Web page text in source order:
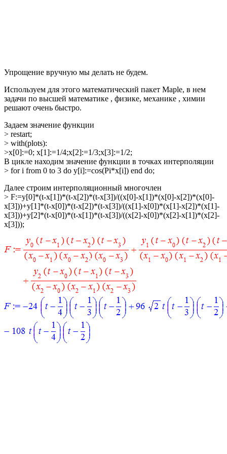
Упрощение вручную мы делать не будем.
Используем для этого математический пакет Maple, в нем
задачи по высшей математике , физике, механике , химии
решают очень быстро.
Задаем значение функции
> restart;
> with(plots):
>x[0]:=0; x[1]:=1/4;x[2]:=1/3;x[3]:=1/2;
В цикле находим значение функции в точках интерполяции
> for i from 0 to 3 do y[i]:=cos(Pi*x[i]) end do;
Далее строим интерполяционный многочлен
> F:=y[0]*(t-x[1])*(t-x[2])*(t-x[3])/((x[0]-x[1])*(x[0]-x[2])*(x[0]-
x[3]))+y[1]*(t-x[0])*(t-x[2])*(t-x[3])/((x[1]-x[0])*(x[1]-x[2])*(x[1]-
x[3]))+y[2]*(t-x[0])*(t-x[1])*(t-x[3])/((x[2]-x[0])*(x[2]-x[1])*(x[2]-
x[3]));